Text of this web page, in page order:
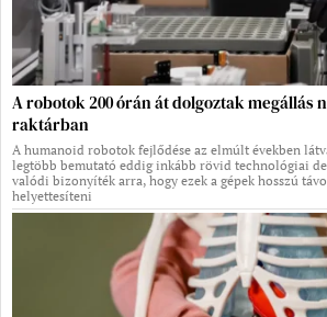
A robotok 200 órán át dolgoztak megállás
raktárban
A humanoid robotok fejlődése az elmúlt években
legtöbb bemutató eddig inkább rövid technológiai
valódi bizonyíték arra, hogy ezek a gépek hosszú
helyettesíteni